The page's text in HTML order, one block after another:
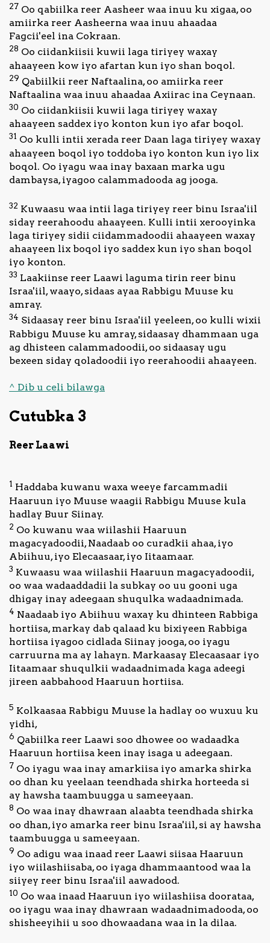
27 Oo qabiilka reer Aasheer waa inuu ku xigaa, oo
amiirka reer Aasheerna waa inuu ahaadaa
Fagcii'eel ina Cokraan.
28 Oo ciidankiisii kuwii laga tiriyey waxay
ahaayeen kow iyo afartan kun iyo shan boqol.
29 Qabiilkii reer Naftaalina, oo amiirka reer
Naftaalina waa inuu ahaadaa Axiirac ina Ceynaan.
30 Oo ciidankiisii kuwii laga tiriyey waxay
ahaayeen saddex iyo konton kun iyo afar boqol.
31 Oo kulli intii xerada reer Daan laga tiriyey waxay
ahaayeen boqol iyo toddoba iyo konton kun iyo lix
boqol. Oo iyagu waa inay baxaan marka ugu
dambaysa, iyagoo calammadooda ag jooga.
32 Kuwaasu waa intii laga tiriyey reer binu Israa'iil
siday reerahoodu ahaayeen. Kulli intii xerooyinka
laga tiriyey sidii ciidammadoodii ahaayeen waxay
ahaayeen lix boqol iyo saddex kun iyo shan boqol
iyo konton.
33 Laakiinse reer Laawi laguma tirin reer binu
Israa'iil, waayo, sidaas ayaa Rabbigu Muuse ku
amray.
34 Sidaasay reer binu Israa'iil yeeleen, oo kulli wixii
Rabbigu Muuse ku amray, sidaasay dhammaan uga
ag dhisteen calammadoodii, oo sidaasay ugu
bexeen siday qoladoodii iyo reerahoodii ahaayeen.
^ Dib u celi bilawga
Cutubka 3
Reer Laawi
1 Haddaba kuwanu waxa weeye farcammadii
Haaruun iyo Muuse waagii Rabbigu Muuse kula
hadlay Buur Siinay.
2 Oo kuwanu waa wiilashii Haaruun
magacyadoodii, Naadaab oo curadkii ahaa, iyo
Abiihuu, iyo Elecaasaar, iyo Iitaamaar.
3 Kuwaasu waa wiilashii Haaruun magacyadoodii,
oo waa wadaaddadii la subkay oo uu gooni uga
dhigay inay adeegaan shuqulka wadaadnimada.
4 Naadaab iyo Abiihuu waxay ku dhinteen Rabbiga
hortiisa, markay dab qalaad ku bixiyeen Rabbiga
hortiisa iyagoo cidlada Siinay jooga, oo iyagu
carruurna ma ay lahayn. Markaasay Elecaasaar iyo
Iitaamaar shuqulkii wadaadnimada kaga adeegi
jireen aabbahood Haaruun hortiisa.
5 Kolkaasaa Rabbigu Muuse la hadlay oo wuxuu ku
yidhi,
6 Qabiilka reer Laawi soo dhowee oo wadaadka
Haaruun hortiisa keen inay isaga u adeegaan.
7 Oo iyagu waa inay amarkiisa iyo amarka shirka
oo dhan ku yeelaan teendhada shirka horteeda si
ay hawsha taambuugga u sameeyaan.
8 Oo waa inay dhawraan alaabta teendhada shirka
oo dhan, iyo amarka reer binu Israa'iil, si ay hawsha
taambuugga u sameeyaan.
9 Oo adigu waa inaad reer Laawi siisaa Haaruun
iyo wiilashiisaba, oo iyaga dhammaantood waa la
siiyey reer binu Israa'iil aawadood.
10 Oo waa inaad Haaruun iyo wiilashiisa doorataa,
oo iyagu waa inay dhawraan wadaadnimadooda, oo
shisheeyihii u soo dhowaadana waa in la dilaa.